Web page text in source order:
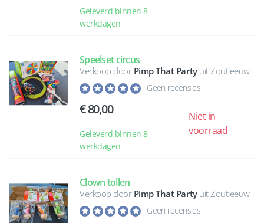
Geleverd binnen 8
werkdagen
Speelset circus
Verkoop door Pimp That Partyuit Zoutleeuw
Geen recensies
80,00
Geleverd binnen 8
werkdagen
Niet in
voorraad
Clown tollen
Verkoop door Pimp That Partyuit Zoutleeuw
Geen recensies